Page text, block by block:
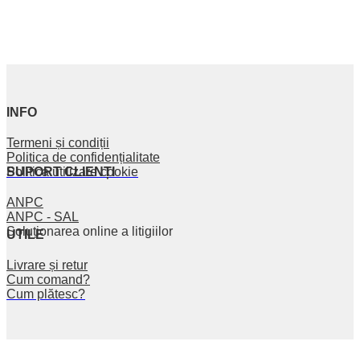
INFO
Termeni și condiții
Politica de confidențialitate
Politica utilizare cookie
SUPORT CLIENȚI
ANPC
ANPC - SAL
Soluționarea online a litigiilor
UTILE
Livrare și retur
Cum comand?
Cum plătesc?